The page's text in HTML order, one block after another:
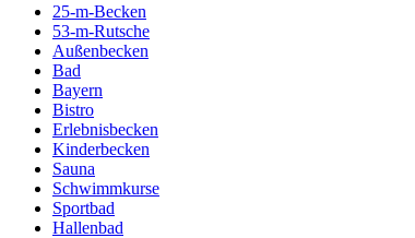
25-m-Becken
53-m-Rutsche
Außenbecken
Bad
Bayern
Bistro
Erlebnisbecken
Kinderbecken
Sauna
Schwimmkurse
Sportbad
Hallenbad